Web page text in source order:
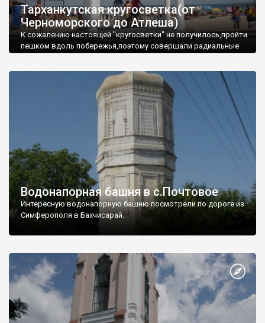
Тарханкутская кругосветка(от
Черноморского до Атлеша)
К сожалению настоящей "кругосветки" не получилось,пройти
пешком вдоль побережья,поэтому совершали радиальные
Водонапорная башня в с.Почтовое
Интересную водонапорную башню посмотрели по дороге из
Симферополя в Бахчисарай.